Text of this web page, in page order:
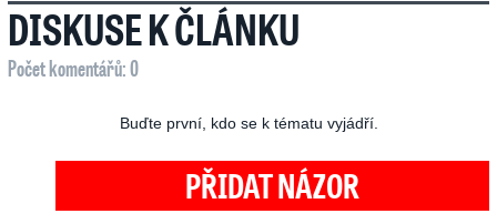
DISKUSE K ČLÁNKU
Počet komentářů: 0
Buďte první, kdo se k tématu vyjádří.
PŘIDAT NÁZOR